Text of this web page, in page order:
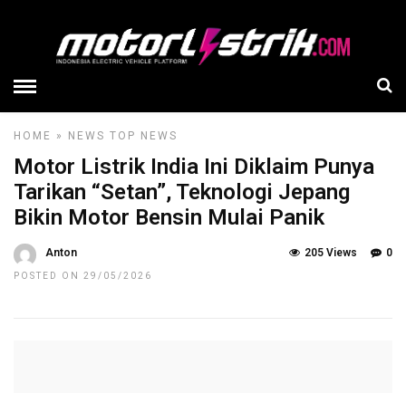
HOME » NEWS TOP NEWS
Motor Listrik India Ini Diklaim Punya
Tarikan “Setan”, Teknologi Jepang
Bikin Motor Bensin Mulai Panik
Anton
POSTED ON 29/05/2026
0
205 Views